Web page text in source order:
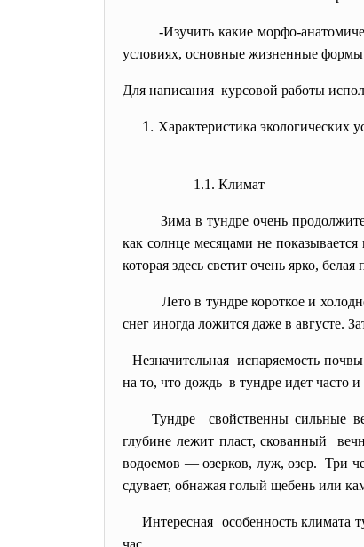
-Изучить какие морфо-
условиях, основные жизненные формы
Для написания курсовой работы
Характеристика экологических
1.1. Климат
Зима в тундре очень
как солнце месяцами не
которая здесь светит очень ярко,
Лето в тундре короткое и
снег иногда ложится даже в августе.
Незначительная испаряемость
на то, что дождь в тундре идет
Тундре свойственны сильные
глубине лежит пласт, скованный
водоемов — озерков, луж, озер. Три
сдувает, обнажая голый щебень или
Интересная особенность климата
час.